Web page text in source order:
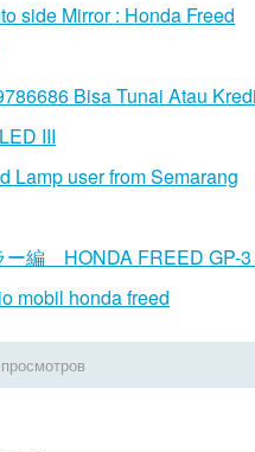
side Mirror : Honda Freed
Bisa Tunai Atau
III
Lamp user from Semarang
編 HONDA FREED GP-3
mobil honda freed